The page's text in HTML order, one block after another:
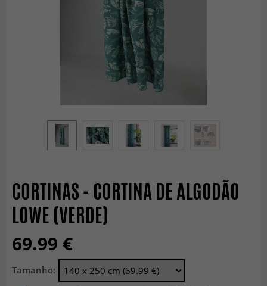
CORTINAS - CORTINA DE ALGODÃO
LOWE (VERDE)
69.99 €
Tamanho: